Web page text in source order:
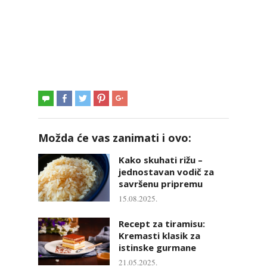
Možda će vas zanimati i ovo:
Kako skuhati rižu –
jednostavan vodič za
savršenu pripremu
15.08.2025.
Recept za tiramisu:
Kremasti klasik za
istinske gurmane
21.05.2025.